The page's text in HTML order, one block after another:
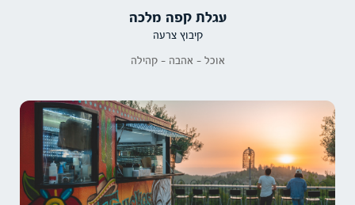
עגלת קפה מלכה
קיבוץ צרעה
אוכל - אהבה - קהילה